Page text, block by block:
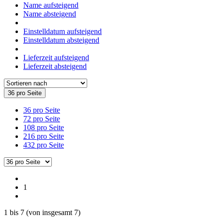
Name aufsteigend
Name absteigend
Einstelldatum aufsteigend
Einstelldatum absteigend
Lieferzeit aufsteigend
Lieferzeit absteigend
36 pro Seite
36 pro Seite
72 pro Seite
108 pro Seite
216 pro Seite
432 pro Seite
1
1 bis 7 (von insgesamt 7)